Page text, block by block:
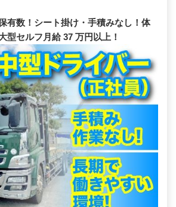
有数！シート掛け・手積みなし！体
型セルフ月給 37 万円以上！